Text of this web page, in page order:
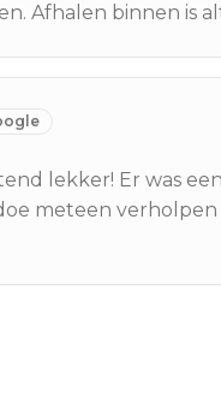
Afhalen binnen is
lekker! Er was
meteen